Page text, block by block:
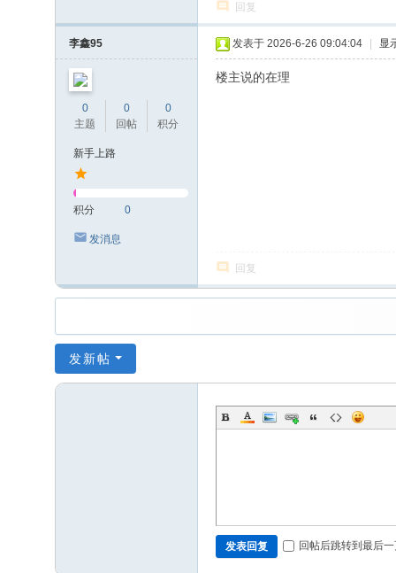
回复
李鑫95
0
主题
0
回帖
0
积分
新手上路
积分 0
发消息
发表于 2026-6-26 09:04:04 显
楼主说的在理
回复
发新帖
发表回复 回帖后跳转到最后